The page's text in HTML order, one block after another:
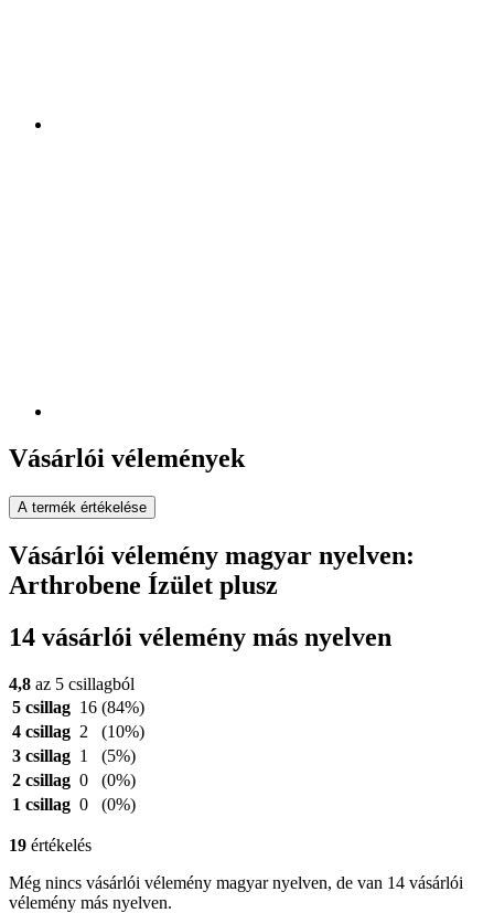
Vásárlói vélemények
A termék értékelése
Vásárlói vélemény magyar nyelven:
Arthrobene Ízület plusz
14 vásárlói vélemény más nyelven
4,8 az 5 csillagból
5 csillag 16 (84%)
4 csillag 2
(10%)
3 csillag 1
(5%)
2 csillag 0
(0%)
1 csillag 0 (0%)
19 értékelés
Még nincs vásárlói vélemény magyar nyelven, de van 14 vásárlói
vélemény más nyelven.